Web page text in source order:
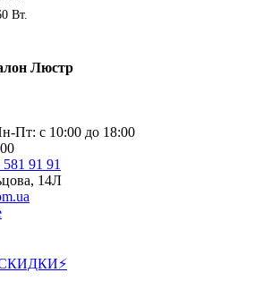
Вт.
Люстр
Пт: с 10:00 до 18:00
581 91 91
14Л